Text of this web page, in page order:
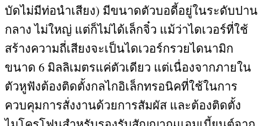
บัดไม่มีท่อนำเสียง) มีขนาดตัวบอดี้อยู่ในระดับปาน
กลาง ไม่ใหญ่ แต่ก็ไม่ได้เล็กจิ๋ว แม้ว่าไดเวอร์ที่ใช้
สร้างความถี่เสียงจะเป็นไดเวอร์กรวยไดนามิก
ขนาด 6 มิลลิเมตรแค่ตัวเดียว แต่เนื่องจากภายใน
ตัวหูฟังต้องติดตั้งกลไกอิเล็กทรอนิคที่ใช้ในการ
ควบคุมการสั่งงานด้วยการสัมผัส และต้องติดตั้ง